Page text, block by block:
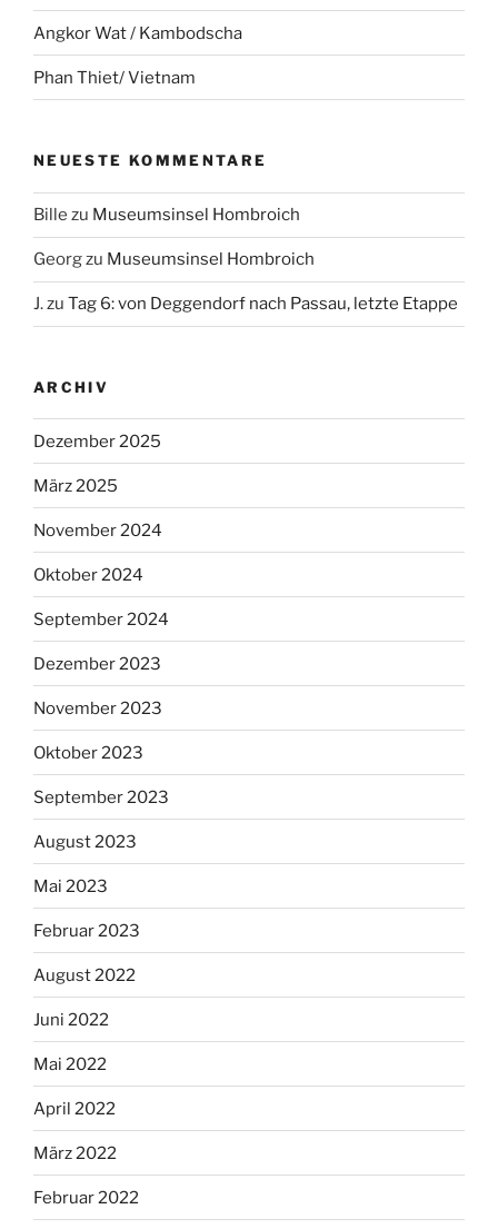
Angkor Wat / Kambodscha
Phan Thiet/ Vietnam
NEUESTE KOMMENTARE
Bille zu Museumsinsel Hombroich
Georgzu Museumsinsel Hombroich
J.zu Tag 6: von Deggendorf nach Passau, letzte Etappe
ARCHIV
Dezember 2025
März 2025
November 2024
Oktober 2024
September 2024
Dezember 2023
November 2023
Oktober 2023
September 2023
August 2023
Mai 2023
Februar 2023
August 2022
Juni 2022
Mai 2022
April 2022
März 2022
Februar 2022